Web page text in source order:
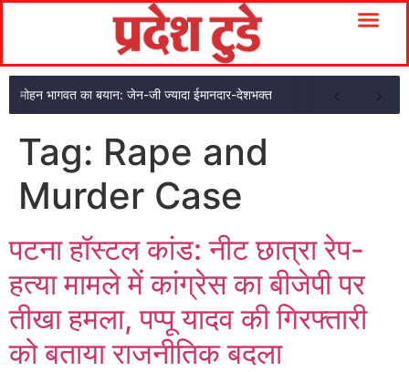
मोहन भागवत का बयान: जेन-जी ज्यादा ईमानदार-देशभक्त
Tag: Rape and
Murder Case
पटना हॉस्टल कांड: नीट छात्रा रेप-
हत्या मामले में कांग्रेस का बीजेपी पर
तीखा हमला, पप्पू यादव की गिरफ्तारी
को बताया राजनीतिक बदला